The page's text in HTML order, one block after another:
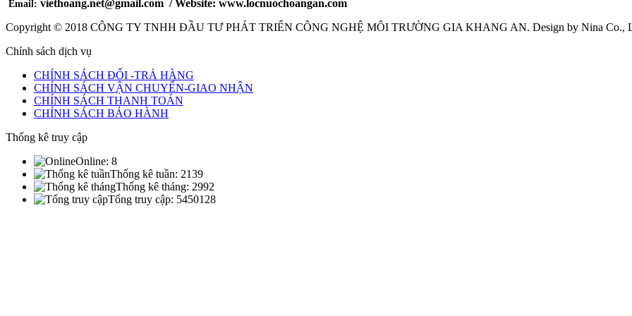
Email: viethoang.net@gmail.com / Website: www.locnuochoangan.com
Copyright © 2018 CÔNG TY TNHH ĐẦU TƯ PHÁT TRIỂN CÔNG NGHỆ MÔI TRƯỜNG GIA KHANG AN. Design by Nina Co.,
Chính sách dịch vụ
CHÍNH SÁCH ĐỔI -TRẢ HÀNG
CHÍNH SÁCH VẬN CHUYỂN-GIAO NHẬN
CHÍNH SÁCH THANH TOÁN
CHÍNH SÁCH BẢO HÀNH
Thống kê truy cập
Online: 8
Thống kê tuần: 2139
Thống kê tháng: 2992
Tổng truy cập: 5450128